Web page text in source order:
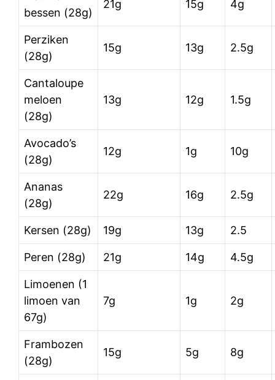
bessen (28g)
21g 15g 4g
Perziken
(28g)
15g 13g 2.5g
Cantaloupe
meloen
(28g)
13g 12g 1.5g
Avocado’s
(28g)
12g 1g 10g
Ananas
(28g)
22g 16g 2.5g
Kersen (28g) 19g 13g 2.5
Peren (28g) 21g 14g 4.5g
Limoenen (1
limoen van
67g)
7g 1g 2g
Frambozen
(28g)
15g 5g 8g